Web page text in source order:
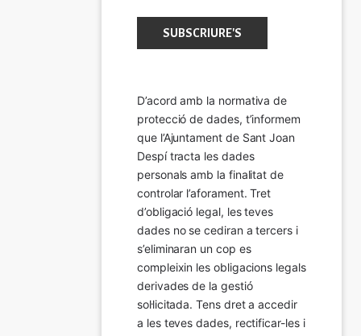
D’acord amb la normativa de
protecció de dades, t’informem
que l’Ajuntament de Sant Joan
Despí tracta les dades
personals amb la finalitat de
controlar l’aforament. Tret
d’obligació legal, les teves
dades no se cediran a tercers i
s’eliminaran un cop es
compleixin les obligacions legals
derivades de la gestió
sol·licitada. Tens dret a accedir
a les teves dades, rectificar-les i